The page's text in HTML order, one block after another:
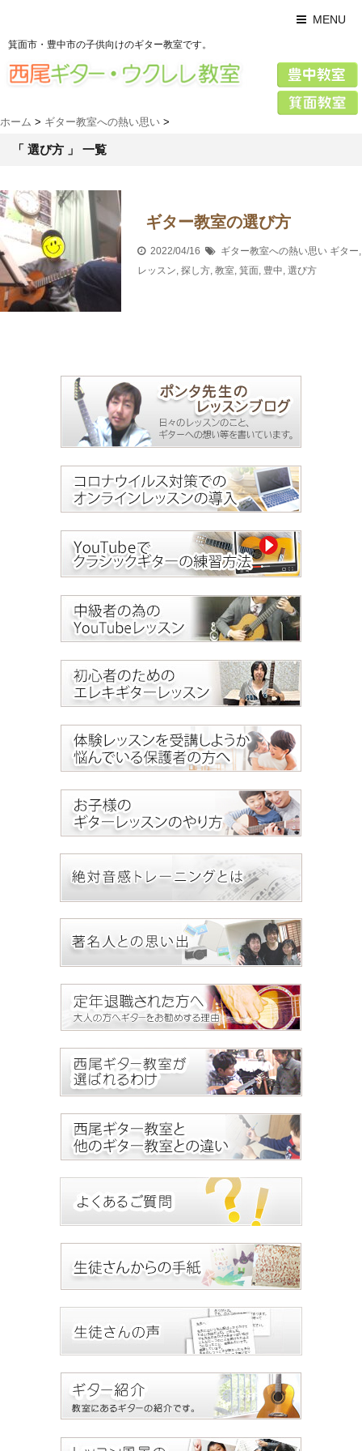
MENU
箕面市・豊中市の子供向けのギター教室です。
ホーム > ギター教室への熱い思い >
「 選び方 」 一覧
ギター教室の選び方
2022/04/16 ギター教室への熱い思い ギター,
レッスン, 探し方, 教室, 箕面, 豊中, 選び方